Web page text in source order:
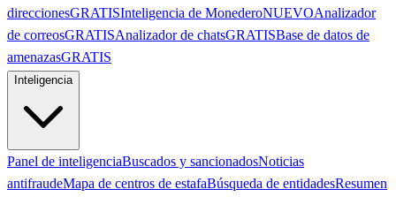
direccionesGRATISInteligencia de MonederoNUEVOAnalizador
de correosGRATISAnalizador de chatsGRATISBase de datos de
amenazasGRATIS
Inteligencia
Panel de inteligenciaBuscados y sancionadosNoticias
antifraudeMapa de centros de estafaBúsqueda de entidadesResumen